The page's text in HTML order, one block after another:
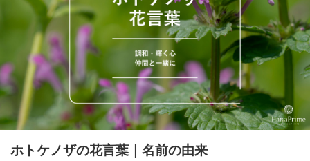
ホトケノザの花言葉｜名前の由来